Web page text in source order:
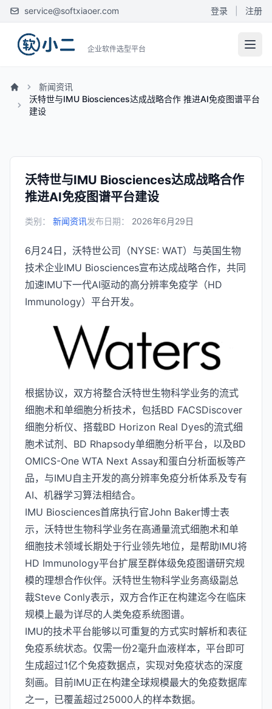
service@softxiaoer.com 登录 注册
企业软件选型平台
新闻资讯
沃特世与IMU Biosciences达成战略合作 推进AI免疫图谱平台
建设
沃特世与IMU Biosciences达成战略合作
推进AI免疫图谱平台建设
类别： 新闻资讯发布日期： 2026年6月29日
6月24日，沃特世公司（NYSE: WAT）与英国生物
技术企业IMU Biosciences宣布达成战略合作，共同
加速IMU下一代AI驱动的高分辨率免疫学（HD
Immunology）平台开发。
根据协议，双方将整合沃特世生物科学业务的流式
细胞术和单细胞分析技术，包括BD FACSDiscover
细胞分析仪、搭载BD Horizon Real Dyes的流式细
胞术试剂、BD Rhapsody单细胞分析平台，以及BD
OMICS-One WTA Next Assay和蛋白分析面板等产
品，与IMU自主开发的高分辨率免疫分析体系及专有
AI、机器学习算法相结合。
IMU Biosciences首席执行官John Baker博士表
示，沃特世生物科学业务在高通量流式细胞术和单
细胞技术领域长期处于行业领先地位，是帮助IMU将
HD Immunology平台扩展至群体级免疫图谱研究规
模的理想合作伙伴。沃特世生物科学业务高级副总
裁Steve Conly表示，双方合作正在构建迄今在临床
规模上最为详尽的人类免疫系统图谱。
IMU的技术平台能够以可重复的方式实时解析和表征
免疫系统状态。仅需一份2毫升血液样本，平台即可
生成超过1亿个免疫数据点，实现对免疫状态的深度
刻画。目前IMU正在构建全球规模最大的免疫数据库
之一，已覆盖超过25000人的样本数据。